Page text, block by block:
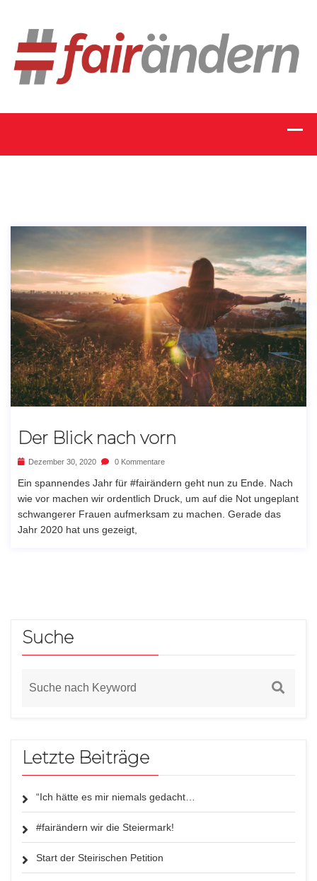
Der Blick nach vorn
Dezember 30, 2020 0 Kommentare
Ein spannendes Jahr für #fairändern geht nun zu Ende. Nach
wie vor machen wir ordentlich Druck, um auf die Not ungeplant
schwangerer Frauen aufmerksam zu machen. Gerade das
Jahr 2020 hat uns gezeigt,
Suche
Letzte Beiträge
“Ich hätte es mir niemals gedacht…
#fairändern wir die Steiermark!
Start der Steirischen Petition